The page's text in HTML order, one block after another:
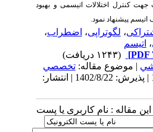
کنترل اختلالات اتیسمی و بهبود
پیشنهاد نمود.
،لگوتراپی،اضطراب،
اتیسم
| موضوع مقاله:تخصصي
دریافت: 1401/9/29 | پذیرش: 1402/8/22 | انتشار:
مقاله : نام کاربری یا پست